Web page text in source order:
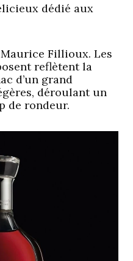
dédié aux
Fillioux. Les
reflètent la
d’un grand
déroulant un
de rondeur.